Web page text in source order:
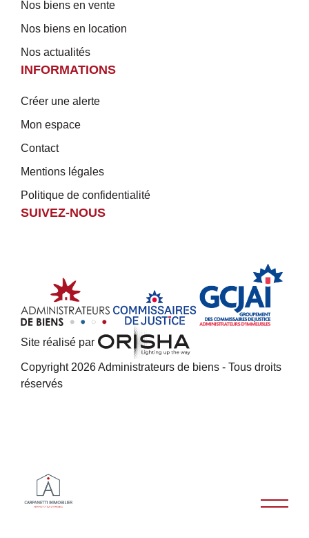
Nos biens en vente
Nos biens en location
Nos actualités
INFORMATIONS
Créer une alerte
Mon espace
Contact
Mentions légales
Politique de confidentialité
SUIVEZ-NOUS
Site réalisé par
Copyright 2026 Administrateurs de biens - Tous droits
réservés